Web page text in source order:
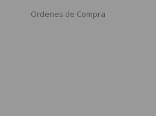
Ordenes de Compra